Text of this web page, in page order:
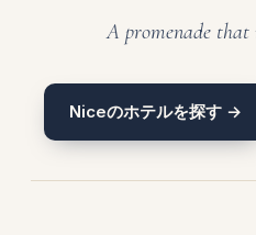
A promenade that
Niceのホテルを探す →